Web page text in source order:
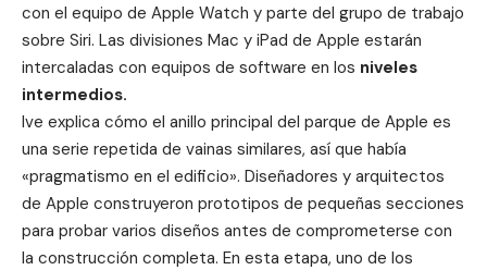
con el equipo de Apple Watch y parte del grupo de trabajo
sobre Siri. Las divisiones Mac y iPad de Apple estarán
intercaladas con equipos de software en los niveles
intermedios.
Ive explica cómo el anillo principal del parque de Apple es
una serie repetida de vainas similares, así que había
«pragmatismo en el edificio». Diseñadores y arquitectos
de Apple construyeron prototipos de pequeñas secciones
para probar varios diseños antes de comprometerse con
la construcción completa. En esta etapa, uno de los